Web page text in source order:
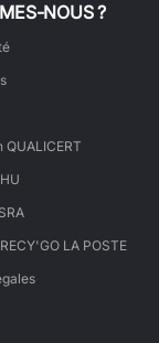
NOUS ?
LA POSTE